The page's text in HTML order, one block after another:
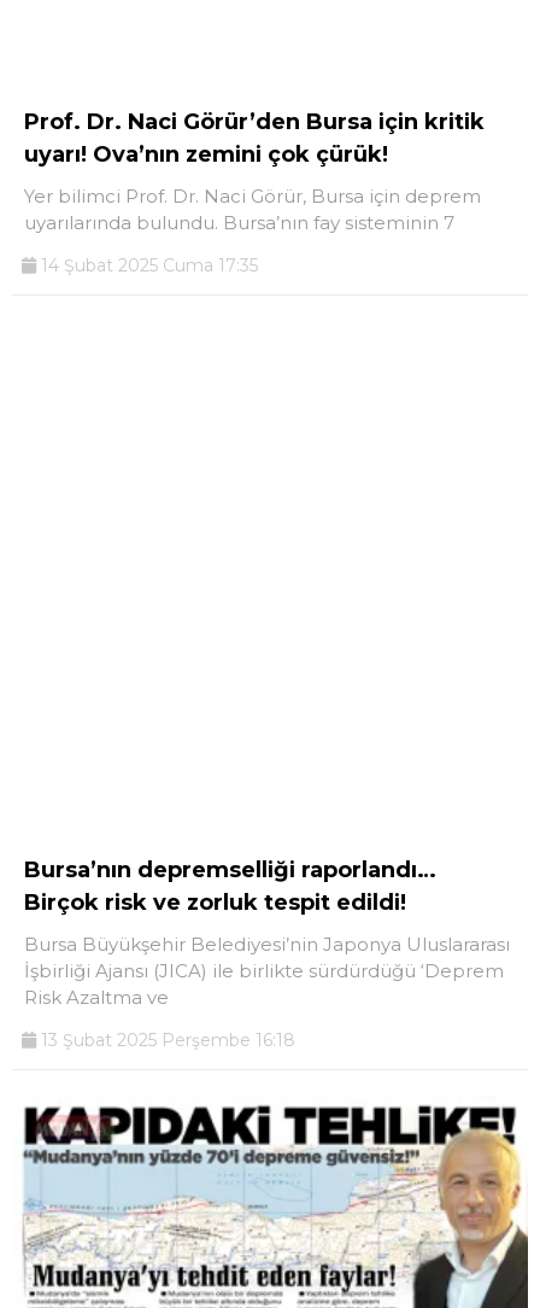
Prof. Dr. Naci Görür’den Bursa için kritik
uyarı! Ova’nın zemini çok çürük!
Yer bilimci Prof. Dr. Naci Görür, Bursa için deprem
uyarılarında bulundu. Bursa’nın fay sisteminin 7
14 Şubat 2025 Cuma 17:35
Bursa’nın depremselliği raporlandı…
Birçok risk ve zorluk tespit edildi!
Bursa Büyükşehir Belediyesi’nin Japonya Uluslararası
İşbirliği Ajansı (JICA) ile birlikte sürdürdüğü ‘Deprem
Risk Azaltma ve
13 Şubat 2025 Perşembe 16:18